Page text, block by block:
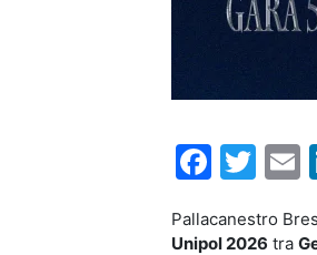
Pallacanestro
Unipol 2026 tra